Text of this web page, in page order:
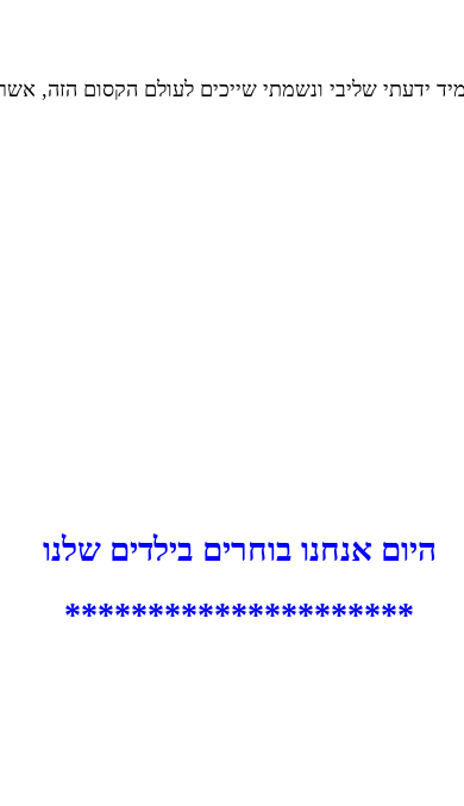
ידעתי שליבי ונשמתי שייכים לעולם הקסום הזה,
היום אנחנו בוחרים בילדים שלנו
*********************